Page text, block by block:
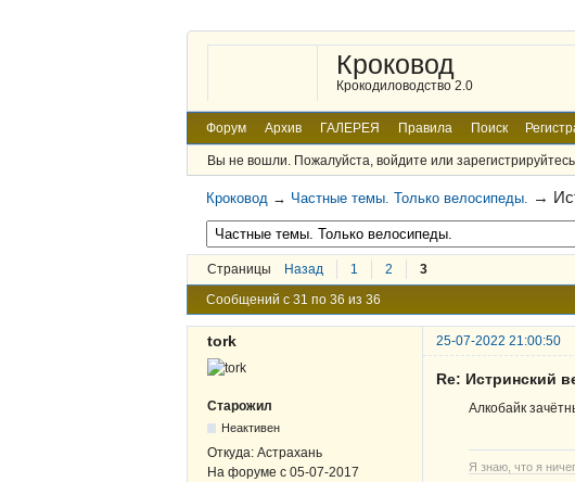
Кроковод
Крокодиловодство 2.0
Форум Архив ГАЛЕРЕЯ Правила Поиск
Вы не вошли. Пожалуйста, войдите или зарегистрируйтесь.
Кроковод → Частные темы. Только велосипеды. →
Страницы Назад 1 2 3
Сообщений с 31 по 36 из 36
tork 25-07-2022 21:00:50
Старожил
Неактивен
Откуда: Астрахань
На форуме с 05-07-2017
Re: Истринский
Алкобайк
Я знаю, что я